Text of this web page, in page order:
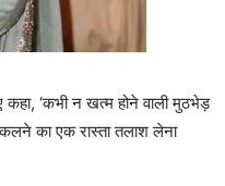
‘कभी न खत्म होने वाली मुठभेड़
का एक रास्ता तलाश लेना